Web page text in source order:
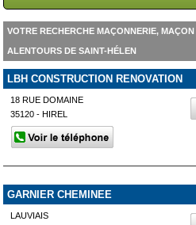
VOTRE RECHERCHE MAÇONNERIE,
ALENTOURS DE SAINT-HÉLEN
LBH CONSTRUCTION RENOVATION
18 RUE DOMAINE
35120 - HIREL
GARNIER CHEMINEE
LAUVIAIS